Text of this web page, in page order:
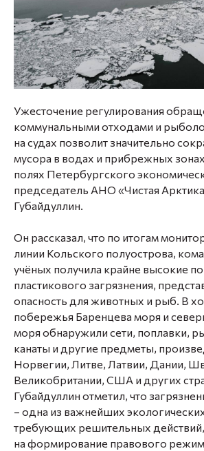
Ужесточение регулирования
коммунальными отходами и
на судах позволит значительно
мусора в водах и прибрежных
полях Петербургского
председатель АНО «Чистая
Губайдуллин.
Он рассказал, что по итогам
линии Кольского полуострова,
учёных получила крайне высокие
пластикового загрязнения,
опасность для животных и рыб. В
побережья Баренцева моря и
моря обнаружили сети, поплавки,
канаты и другие предметы,
Норвегии, Литве, Латвии, Дании,
Великобритании, США и других
Губайдуллин отметил, что
– одна из важнейших
требующих решительных
на формирование правового